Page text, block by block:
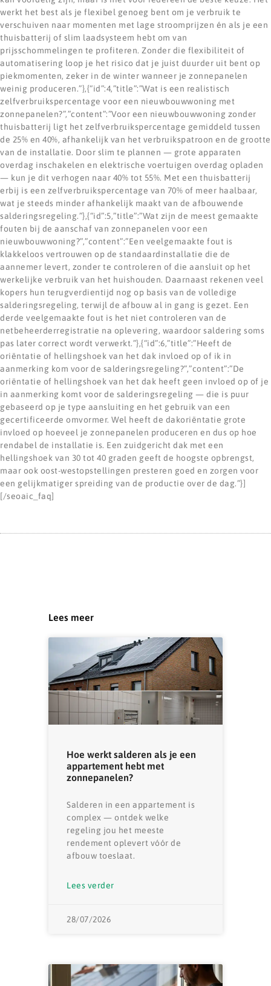
werkt het best als je flexibel genoeg bent om je verbruik te
verschuiven naar momenten met lage stroomprijzen én als je een
thuisbatterij of slim laadsysteem hebt om van
prijsschommelingen te profiteren. Zonder die flexibiliteit of
automatisering loop je het risico dat je juist duurder uit bent op
piekmomenten, zeker in de winter wanneer je zonnepanelen
weinig produceren.”},{“id”:4,”title”:”Wat is een realistisch
zelfverbruikspercentage voor een nieuwbouwwoning met
zonnepanelen?”,”content”:”Voor een nieuwbouwwoning zonder
thuisbatterij ligt het zelfverbruikspercentage gemiddeld tussen
de 25% en 40%, afhankelijk van het verbruikspatroon en de grootte
van de installatie. Door slim te plannen — grote apparaten
overdag inschakelen en elektrische voertuigen overdag opladen
— kun je dit verhogen naar 40% tot 55%. Met een thuisbatterij
erbij is een zelfverbruikspercentage van 70% of meer haalbaar,
wat je steeds minder afhankelijk maakt van de afbouwende
salderingsregeling.”},{“id”:5,”title”:”Wat zijn de meest gemaakte
fouten bij de aanschaf van zonnepanelen voor een
nieuwbouwwoning?”,”content”:”Een veelgemaakte fout is
klakkeloos vertrouwen op de standaardinstallatie die de
aannemer levert, zonder te controleren of die aansluit op het
werkelijke verbruik van het huishouden. Daarnaast rekenen veel
kopers hun terugverdientijd nog op basis van de volledige
salderingsregeling, terwijl de afbouw al in gang is gezet. Een
derde veelgemaakte fout is het niet controleren van de
netbeheerderregistratie na oplevering, waardoor saldering soms
pas later correct wordt verwerkt.”},{“id”:6,”title”:”Heeft de
oriëntatie of hellingshoek van het dak invloed op of ik in
aanmerking kom voor de salderingsregeling?”,”content”:”De
oriëntatie of hellingshoek van het dak heeft geen invloed op of je
in aanmerking komt voor de salderingsregeling — die is puur
gebaseerd op je type aansluiting en het gebruik van een
gecertificeerde omvormer. Wel heeft de dakoriëntatie grote
invloed op hoeveel je zonnepanelen produceren en dus op hoe
rendabel de installatie is. Een zuidgericht dak met een
hellingshoek van 30 tot 40 graden geeft de hoogste opbrengst,
maar ook oost-westopstellingen presteren goed en zorgen voor
een gelijkmatiger spreiding van de productie over de dag.”}]
[/seoaic_faq]
Lees meer
Hoe werkt salderen als je een
appartement hebt met
zonnepanelen?
Salderen in een appartement is
complex — ontdek welke
regeling jou het meeste
rendement oplevert vóór de
afbouw toeslaat.
Lees verder
28/07/2026